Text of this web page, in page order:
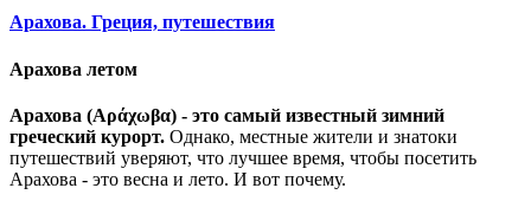
Арахова. Греция, путешествия
Арахова летом
Арахова (Αράχωβα) - это самый известный зимний
греческий курорт. Однако, местные жители и знатоки
путешествий уверяют, что лучшее время, чтобы посетить
Арахова - это весна и лето. И вот почему.